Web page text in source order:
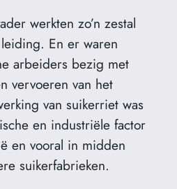
werkten zo’n zestal
En er waren
arbeiders bezig met
vervoeren van het
van suikerriet was
en industriële factor
en vooral in midden
suikerfabrieken.